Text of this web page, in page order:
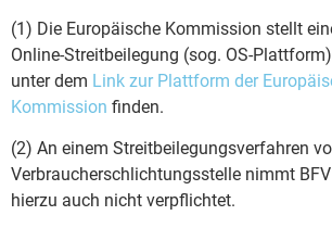
(1) Die Europäische Kommission stellt
Online-Streitbeilegung (sog. OS-
unter dem Link zur Plattform der
Kommission finden.
(2) An einem Streitbeilegungsverfahren
Verbraucherschlichtungsstelle nimmt
hierzu auch nicht verpflichtet.